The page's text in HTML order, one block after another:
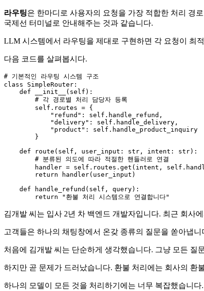
라우팅은 한마디로 사용자의 요청을 가장 적합한 처리 경
국제선 터미널로 안내해주는 것과 같습니다.
LLM 시스템에서 라우팅을 제대로 구현하면 각 요청이 최
다음 코드를 살펴봅시다.
# 기본적인 라우팅 시스템 구조
class
SimpleRouter :
def
__init__ ( self ):
# 각 경로별 처리 담당자 등록
self .routes = {
"refund" : self .handle_refund,
"delivery" : self .handle_delivery,
"product" : self .handle_product_inquiry
        }
def
route ( self, user_input: str , intent: str):
# 분류된 의도에 따라 적절한 핸들러로 연결
        handler =
self .routes.get(intent, self
return handler(user_input)
def
handle_refund ( self, query):
return
"환불 처리 시스템으로 연결합니다"
김개발 씨는 입사 2년 차 백엔드 개발자입니다. 최근 회사
고객들은 하나의 채팅창에서 온갖 종류의 질문을 쏟아냅
처음에 김개발 씨는 단순하게 생각했습니다. 그냥 모든 질
하지만 곧 문제가 드러났습니다. 환불 처리에는 회사의 환
하나의 모델이 모든 것을 처리하기에는 너무 복잡했습니